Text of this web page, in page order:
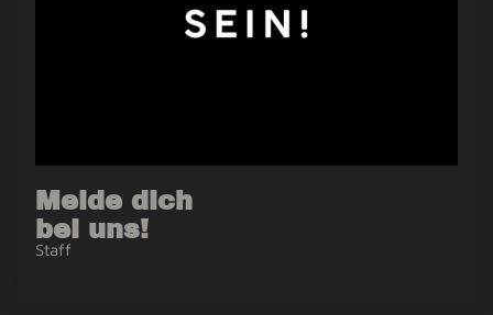
Melde dich
bei uns!
Staff